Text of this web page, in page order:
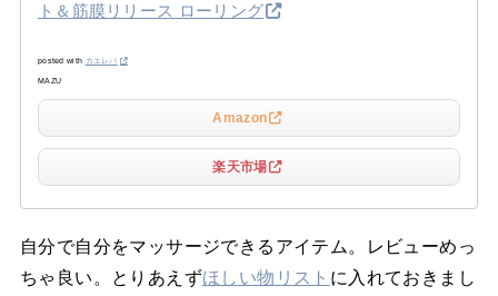
ト＆筋膜リリース ローリング
posted with カエレバ
MAZU
Amazon
楽天市場
自分で自分をマッサージできるアイテム。レビューめっ
ちゃ良い。とりあえずほしい物リスト に入れておきまし